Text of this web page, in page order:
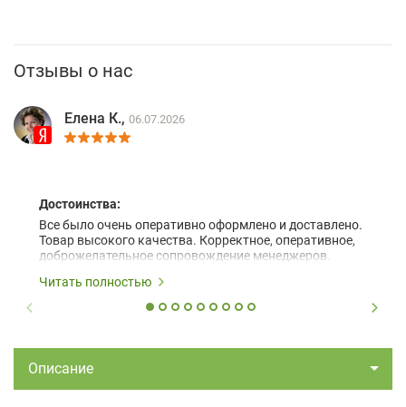
Отзывы о нас
Елена К., 06.07.2026
Достоинства:
Все было очень оперативно оформлено и доставлено.
Товар высокого качества. Корректное, оперативное,
доброжелательное сопровождение менеджеров.
Читать полностью
Описание